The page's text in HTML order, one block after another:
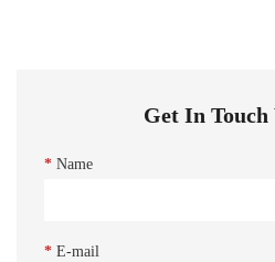
Get In
* Name
* E-mail